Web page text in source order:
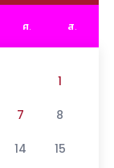
ศ. ส.
1
7 8
14 15